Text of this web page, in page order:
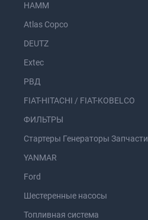
HAMM
Atlas Copco
DEUTZ
Extec
РВД
FIAT-HITACHI / FIAT-KOBELCO
ФИЛЬТРЫ
Стартеры Генераторы Запчасти
YANMAR
Ford
Шестеренные насосы
Топливная система